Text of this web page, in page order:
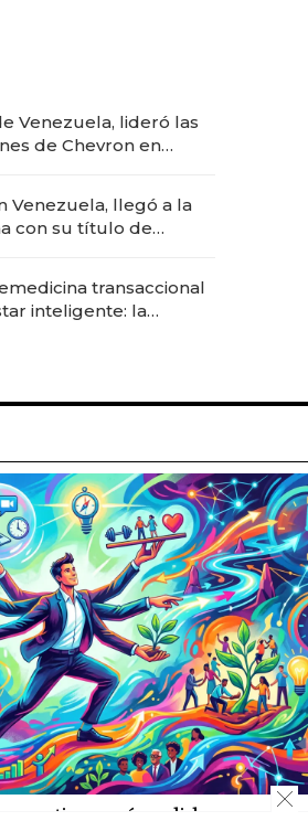
Venezuela, lideró las
de Chevron en
Venezuela, llegó a la
con su título de
"fast premium"
transaccional
inteligente: la